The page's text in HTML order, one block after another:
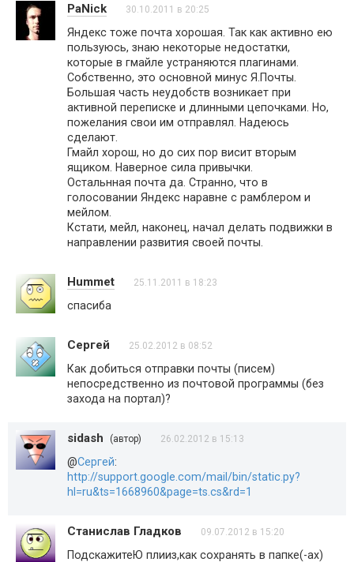
PaNick 30.10.2011 в 20:25
Яндекс тоже почта хорошая. Так как активно ею
пользуюсь, знаю некоторые недостатки,
которые в гмайле устраняются плагинами.
Собственно, это основной минус Я.Почты.
Большая часть неудобств возникает при
активной переписке и длинными цепочками. Но,
пожелания свои им отправлял. Надеюсь
сделают.
Гмайл хорош, но до сих пор висит вторым
ящиком. Наверное сила привычки.
Остальнная почта да. Странно, что в
голосовании Яндекс наравне с рамблером и
мейлом.
Кстати, мейл, наконец, начал делать подвижки в
направлении развития своей почты.
Hummet 25.11.2011 в 18:23
cпасиба
Сергей 25.02.2012 в 08:52
Как добиться отправки почты (писем)
непосредственно из почтовой программы (без
захода на портал)?
sidash (автор) 26.02.2012 в 15:13
@Сергей:
http://support.google.com/mail/bin/static.py?
hl=ru&ts=1668960&page=ts.cs&rd=1
Станислав Гладков 09.07.2012 в 15:20
ПодскажитеЮ плииз,как сохранять в папке(-ах)